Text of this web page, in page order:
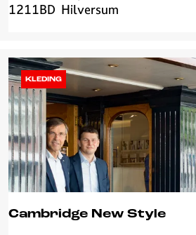
p
m
a
r
k
t
A
L
D
I
1211BD Hilversum
Cambridge New Style
KLEDING